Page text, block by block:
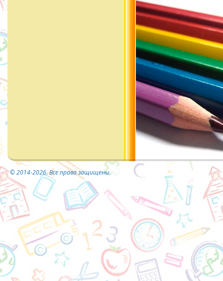
© 2014-2026. Все права защищены.